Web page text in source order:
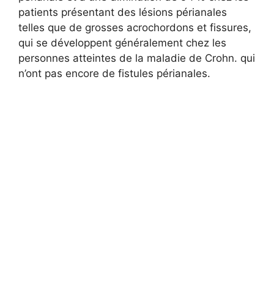
patients présentant des lésions périanales
telles que de grosses acrochordons et fissures,
qui se développent généralement chez les
personnes atteintes de la maladie de Crohn. qui
n’ont pas encore de fistules périanales.